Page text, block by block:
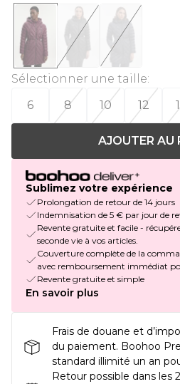
Sélectionner une taille:
6
8 10 12
AJOUTER AU
Sublimez votre expérience
Prolongation de retour de 14 jours
Indemnisation de 5 € par jour de
Revente gratuite et facile -
seconde vie à vos articles.
Couverture complète de la
avec remboursement immédiat
Revente gratuite et simple
En savoir plus
Frais de douane et
du paiement. Boohoo
standard illimité un an
Retour possible dans les